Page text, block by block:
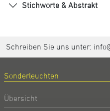
Stichworte & Abstrakt
Schreiben Sie uns unter:
Sonderleuchten
Übersicht